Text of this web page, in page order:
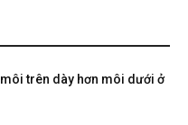
trên dày hơn môi dưới ở